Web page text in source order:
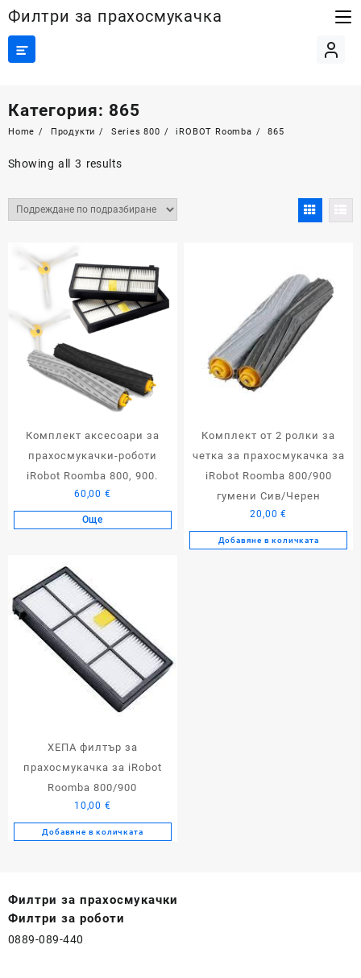
Skip
content
Филтри за прахосмукачка
Категория: 865
Home Продукти Series 800 iROBOT Roomba 865
Showing all 3 results
Комплект аксесоари за
прахосмукачки-роботи
iRobot Roomba 800, 900.
60,00 €
Още
Комплект от 2 ролки за
четка за прахосмукачка за
iRobot Roomba 800/900
гумени Сив/Черен
20,00€
Добавяне в количката
ХЕПА филтър за
прахосмукачка за iRobot
Roomba 800/900
10,00 €
Добавяне в количката
Филтри за прахосмукачки
Филтри за роботи
0889-089-440